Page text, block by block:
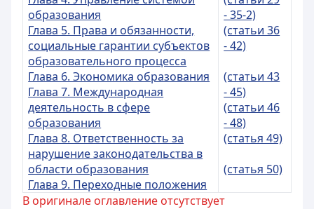
образования
Глава 5. Права и обязанности,
социальные гарантии субъектов
образовательного процесса
Глава 6. Экономика образования
Глава 7. Международная
деятельность в сфере
образования
Глава 8. Ответственность за
нарушение законодательства в
области образования
Глава 9. Переходные положения
- 35-2)
(статьи 36
- 42)
(статьи 43
- 45)
(статьи 46
- 48)
(статья 49)
(статья 50)
В оригинале оглавление отсутствует